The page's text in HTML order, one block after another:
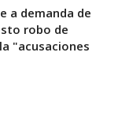
a demanda de
robo de
"acusaciones